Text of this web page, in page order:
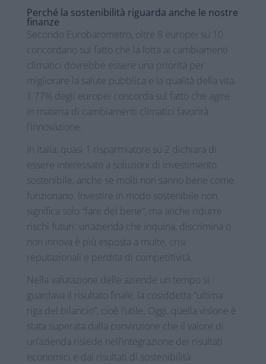
Perché la sostenibilità riguarda anche le nostre
finanze
Secondo Eurobarometro, oltre 8 europei su 10
concordano sul fatto che la lotta ai cambiamenti
climatici dovrebbe essere una priorità per
migliorare la salute pubblica e la qualità della vita.
Il 77% degli europei concorda sul fatto che agire
in materia di cambiamenti climatici favorirà
l’innovazione.
In Italia, quasi 1 risparmiatore su 2 dichiara di
essere interessato a soluzioni di investimento
sostenibile, anche se molti non sanno bene come
funzionano. Investire in modo sostenibile non
significa solo “fare del bene”, ma anche ridurre
rischi futuri: un’azienda che inquina, discrimina o
non innova è più esposta a multe, crisi
reputazionali e perdita di competitività.
Nella valutazione delle aziende un tempo si
guardava il risultato finale, la cosiddetta “ultima
riga del bilancio”, cioè l’utile. Oggi, quella visione è
stata superata dalla convinzione che il valore di
un’azienda risiede nell’integrazione dei risultati
economici e dai risultati di sostenibilità